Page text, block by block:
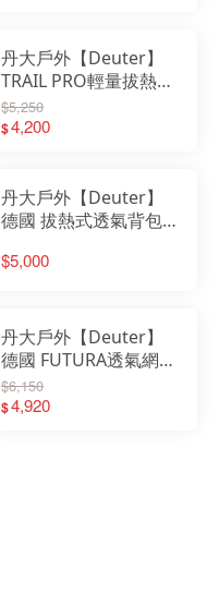
丹大戶外【Deuter】
TRAIL PRO輕量拔熱透
氣背包/登山背包30SL
3441021 白錫藍/女性
$5,250
$4,200
丹大戶外【Deuter】
德國 拔熱式透氣背包
色 3340221 登山包│後
$5,000
丹大戶外【Deuter】
德國 FUTURA透氣網架
背包32L/健行包
3400821 後背包│登山
$6,150
$4,920